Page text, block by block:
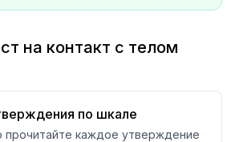
на контакт с телом
по шкале
прочитайте каждое утверждение